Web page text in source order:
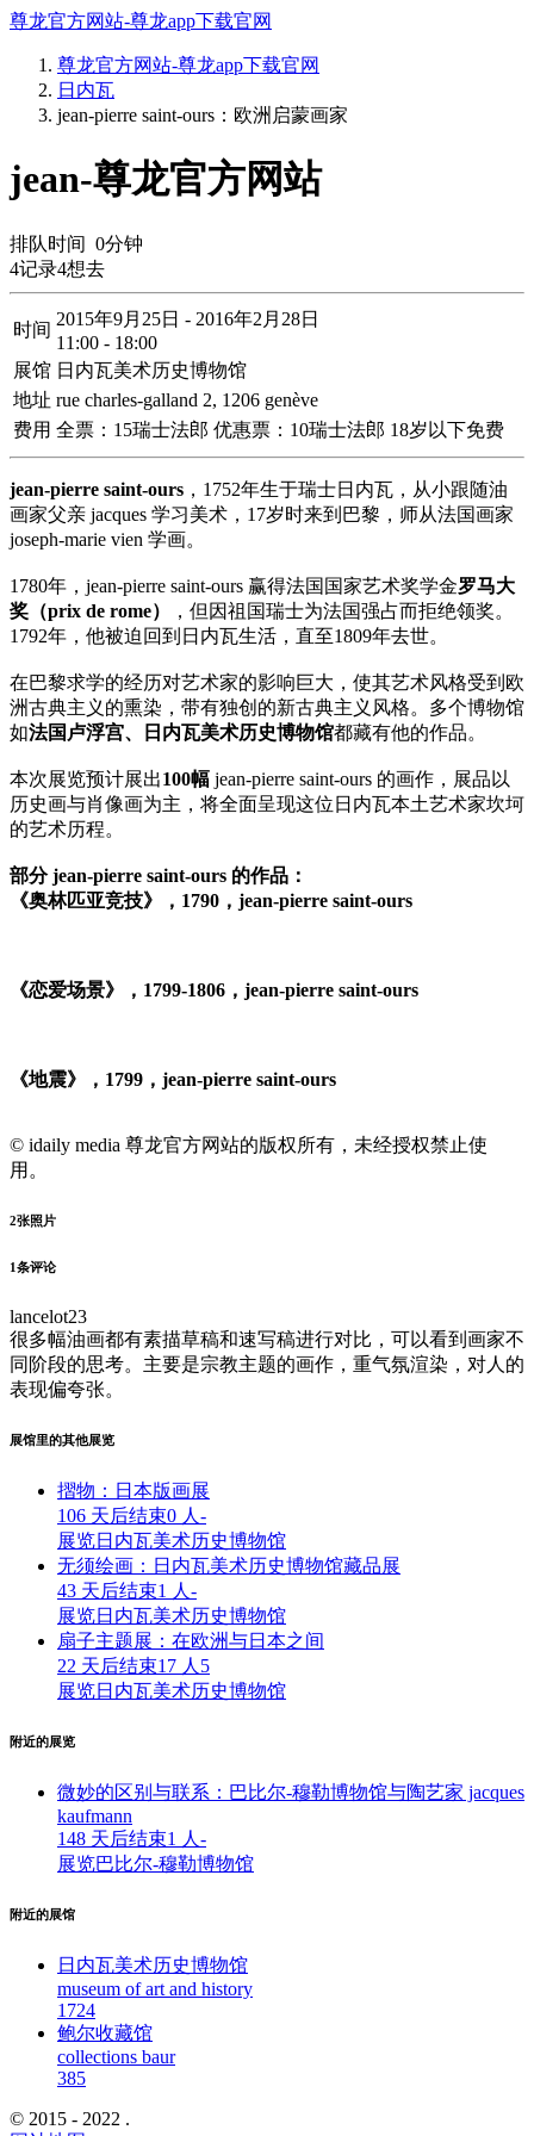
尊龙官方网站-尊龙app下载官网
尊龙官方网站-尊龙app下载官网
日内瓦
jean-pierre saint-ours：欧洲启蒙画家
jean-尊龙官方网站
排队时间 0分钟
4记录4想去
时间
2015年9月25日 - 2016年2月28日
11:00 - 18:00
展馆 日内瓦美术历史博物馆
地址 rue charles-galland 2, 1206 genève
费用 全票：15瑞士法郎 优惠票：10瑞士法郎 18岁以下免费
jean-pierre saint-ours ，1752年生于瑞士日内瓦，从小跟随油
画家父亲 jacques 学习美术，17岁时来到巴黎，师从法国画家
joseph-marie vien 学画。
1780年，jean-pierre saint-ours 赢得法国国家艺术奖学金罗马大
奖（prix de rome）
，但因祖国瑞士为法国强占而拒绝领奖。
1792年，他被迫回到日内瓦生活，直至1809年去世。
在巴黎求学的经历对艺术家的影响巨大，使其艺术风格受到欧
洲古典主义的熏染，带有独创的新古典主义风格。多个博物馆
如法国卢浮宫、日内瓦美术历史博物馆都藏有他的作品。
本次展览预计展出100幅 jean-pierre saint-ours 的画作，展品以
历史画与肖像画为主，将全面呈现这位日内瓦本土艺术家坎坷
的艺术历程。
部分 jean-pierre saint-ours 的作品：
《奥林匹亚竞技》，1790，jean-pierre saint-ours
《恋爱场景》，1799-1806，jean-pierre saint-ours
《地震》，1799，jean-pierre saint-ours
© idaily media 尊龙官方网站的版权所有，未经授权禁止使
用。
2张照片
1条评论
lancelot23
很多幅油画都有素描草稿和速写稿进行对比，可以看到画家不
同阶段的思考。主要是宗教主题的画作，重气氛渲染，对人的
表现偏夸张。
展馆里的其他展览
摺物：日本版画展
106 天后结束0 人 -
展览日内瓦美术历史博物馆
无须绘画：日内瓦美术历史博物馆藏品展
43 天后结束1 人 -
展览日内瓦美术历史博物馆
扇子主题展：在欧洲与日本之间
22 天后结束17 人 5
展览日内瓦美术历史博物馆
附近的展览
微妙的区别与联系：巴比尔-穆勒博物馆与陶艺家 jacques
kaufmann
148 天后结束1 人 -
展览巴比尔-穆勒博物馆
附近的展馆
日内瓦美术历史博物馆
museum of art and history
1724
鲍尔收藏馆
collections baur
385
© 2015 - 2022 .